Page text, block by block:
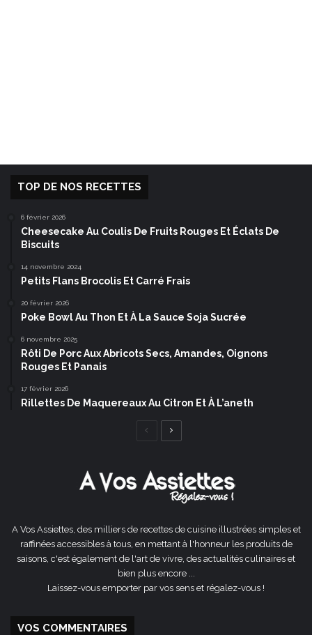
TOP DE NOS RECETTES
6 février 2026
Cheesecake Au Coulis De Fruits Rouges Et Éclats De
Biscuits
14 novembre 2024
Petits Flans Brocolis Et Carré Frais
20 février 2026
Poke Bowl Au Thon Et À La Sauce Soja Sucrée
6 novembre 2025
Rôti De Porc Aux Abricots Secs, Amandes, Oignons
Rouges Et Panais
17 février 2026
Rillettes De Maquereaux Au Citron Et À L’aneth
Page
A Vos Assiettes, des milliers de recettes de cuisine illustrées simples et
raffinées accessibles à tous, en mettant à l'honneur les produits de
saisons, c'est également de l'art de vivre, des actualités culinaires et
bien plus encore ...
Laissez-vous emporter par vos sens et régalez-vous !
VOS COMMENTAIRES